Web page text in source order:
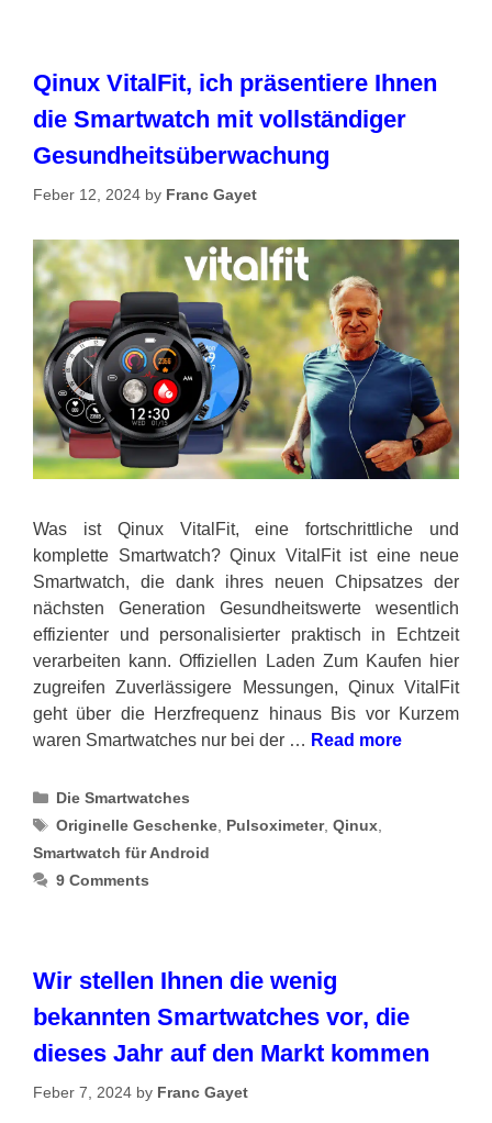
Qinux VitalFit, ich präsentiere Ihnen
die Smartwatch mit vollständiger
Gesundheitsüberwachung
Feber 12, 2024 by Franc Gayet
Was ist Qinux VitalFit, eine fortschrittliche und
komplette Smartwatch? Qinux VitalFit ist eine neue
Smartwatch, die dank ihres neuen Chipsatzes der
nächsten Generation Gesundheitswerte wesentlich
effizienter und personalisierter praktisch in Echtzeit
verarbeiten kann. Offiziellen Laden Zum Kaufen hier
zugreifen Zuverlässigere Messungen, Qinux VitalFit
geht über die Herzfrequenz hinaus Bis vor Kurzem
waren Smartwatches nur bei der … Read more
Categories
Die Smartwatches
Tags
Originelle Geschenke Pulsoximeter,Qinux
Smartwatch für Android
9 Comments
Wir stellen Ihnen die wenig
bekannten Smartwatches vor, die
dieses Jahr auf den Markt kommen
Feber 7, 2024 by Franc Gayet